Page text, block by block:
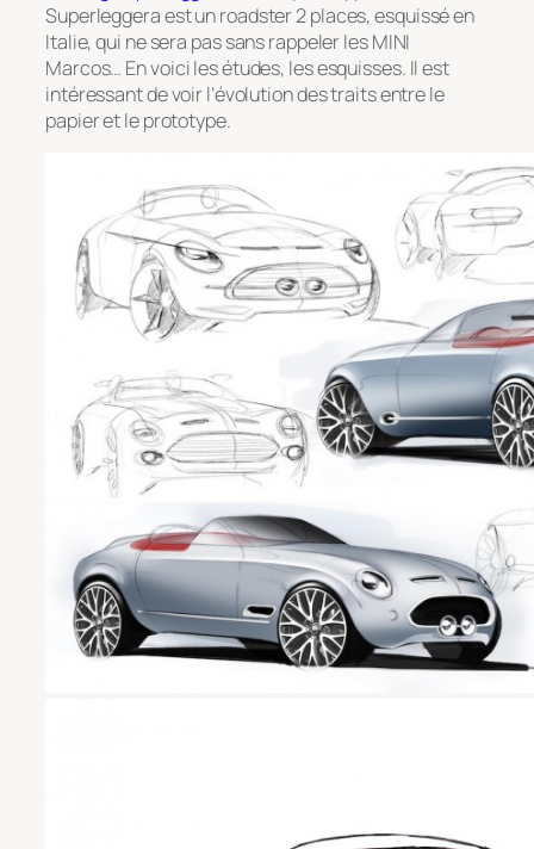
Superleggeraest un roadster 2 places, esquissé en
Italie, qui ne sera pas sans rappeler les MINI
Marcos… En voici les études, les esquisses. Il est
intéressant de voir l’évolution des traits entre le
papier et le prototype.